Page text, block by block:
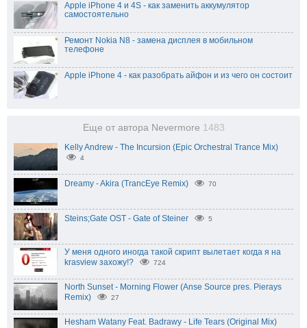
Apple iPhone 4 и 4S - как заменить аккумулятор
самостоятельно
Ремонт Nokia N8 - замена дисплея в мобильном
телефоне
Apple iPhone 4 - как разобрать айфон и из чего он состоит
Еще от автора Nevermore 1483
Kelly Andrew - The Incursion (Epic Orchestral Trance Mix)
4
Dreamy - Akira (TrancEye Remix) 70
Steins;Gate OST - Gate of Steiner 5
У меня одного иногда такой скрипт вылетает когда я на
krasview захожу!?
724
North Sunset - Morning Flower (Anse Source pres. Pierays
Remix)
27
Hesham Watany Feat. Badrawy - Life Tears (Original Mix)